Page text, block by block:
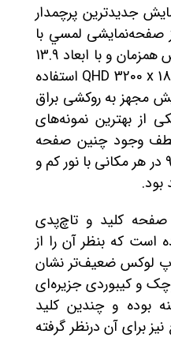
جدیدترین پرچمدار
صفحه‌‌نمايشی لمسي با
قابلیت دریافت چندین لمس همزمان و با ابعاد 13.9
اينچ، پنل IPS و كيفيت QHD 3200 x 1800 استفاده
مجهز به روكشی براق
از بهترین نمونه‌های
لطف وجود چنین صفحه
نمایشی، استفاده از یوگا 910 در هر مکانی با نور کم و
بود.
صفحه کلید و تاچ‌پدی
است که بنظر آن را از
لوکس ضعیف‌تر نشان
و کیبوردی جزیره‌ای
بوده و چندین کلید
برای آن درنظر گرفته